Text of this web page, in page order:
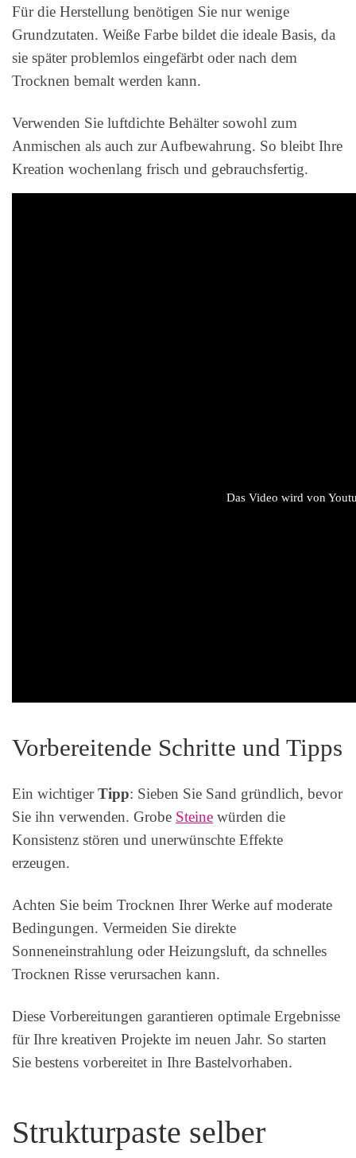
Für die Herstellung benötigen Sie nur wenige
Grundzutaten. Weiße Farbe bildet die ideale Basis, da
sie später problemlos eingefärbt oder nach dem
Trocknen bemalt werden kann.
Verwenden Sie luftdichte Behälter sowohl zum
Anmischen als auch zur Aufbewahrung. So bleibt Ihre
Kreation wochenlang frisch und gebrauchsfertig.
Das Video wird von
Vorbereitende Schritte und Tipps
Ein wichtigerTipp: Sieben Sie Sand gründlich, bevor
Sie ihn verwenden. Grobe Steine würden die
Konsistenz stören und unerwünschte Effekte
erzeugen.
Achten Sie beim Trocknen Ihrer Werke auf moderate
Bedingungen. Vermeiden Sie direkte
Sonneneinstrahlung oder Heizungsluft, da schnelles
Trocknen Risse verursachen kann.
Diese Vorbereitungen garantieren optimale Ergebnisse
für Ihre kreativen Projekte im neuen Jahr. So starten
Sie bestens vorbereitet in Ihre Bastelvorhaben.
Strukturpaste selber